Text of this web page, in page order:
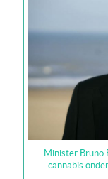
Minister Bruno
cannabis